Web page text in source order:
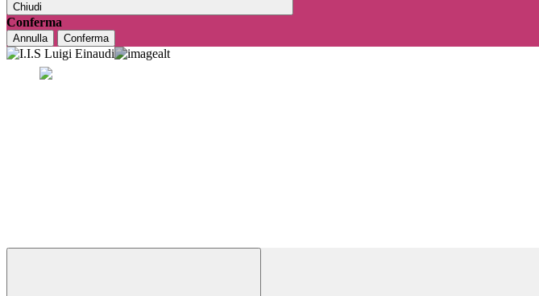
Chiudi
Conferma
Annulla Conferma